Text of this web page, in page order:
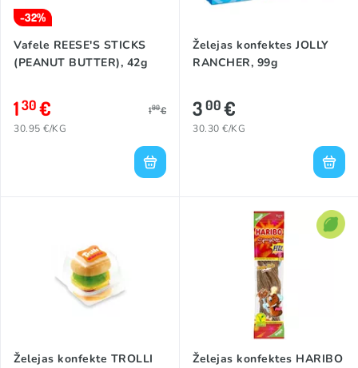
-32%
Vafele REESE'S STICKS
(PEANUT BUTTER), 42g
130€ 190€
30.95 €/KG
Želejas konfektes JOLLY
RANCHER, 99g
300€
30.30 €/KG
Želejas konfekte TROLLI
Želejas konfektes HARIBO